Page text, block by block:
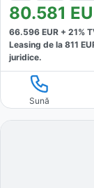
80.581
66.596 EUR + 21%
Leasing de la 811
juridice.
Sună